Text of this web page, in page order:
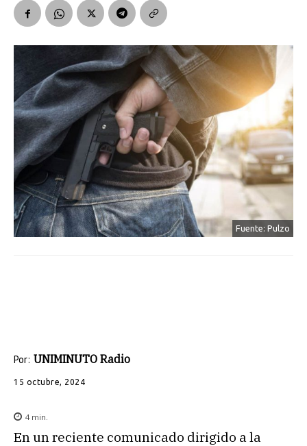
Fuente: Pulzo
Por: UNIMINUTO Radio
15 octubre, 2024
4 min.
En un reciente comunicado dirigido a la